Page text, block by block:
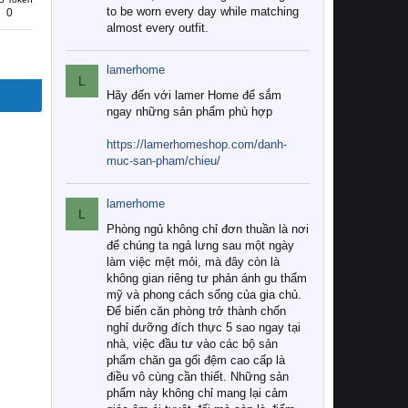
0
to be worn every day while matching
almost every outfit.
L
lamerhome
Hãy đến với lamer Home để sắm
ngay những sản phẩm phù hợp
https://lamerhomeshop.com/danh-
muc-san-pham/chieu/
L
lamerhome
Phòng ngủ không chỉ đơn thuần là nơi
để chúng ta ngả lưng sau một ngày
làm việc mệt mỏi, mà đây còn là
không gian riêng tư phản ánh gu thẩm
mỹ và phong cách sống của gia chủ.
Để biến căn phòng trở thành chốn
nghỉ dưỡng đích thực 5 sao ngay tại
nhà, việc đầu tư vào các bộ sản
phẩm chăn ga gối đệm cao cấp là
điều vô cùng cần thiết. Những sản
phẩm này không chỉ mang lại cảm